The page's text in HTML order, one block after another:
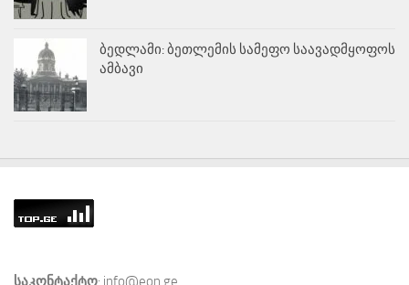
ბედლამი: ბეთლემის სამეფო საავადმყოფოს
ამბავი
საკონტაქტო: info@eon.ge